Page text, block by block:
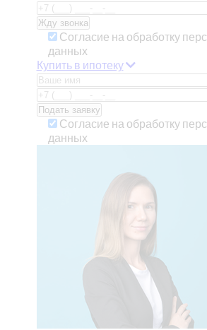
Согласие на обработку
данных
Купить в ипотеку
Согласие на обработку
данных